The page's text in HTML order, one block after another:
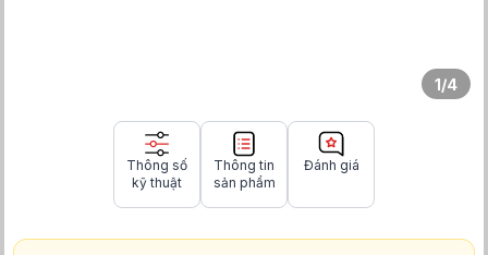
1/4
Thông số
kỹ thuật
Thông tin
sản phẩm
Đánh giá